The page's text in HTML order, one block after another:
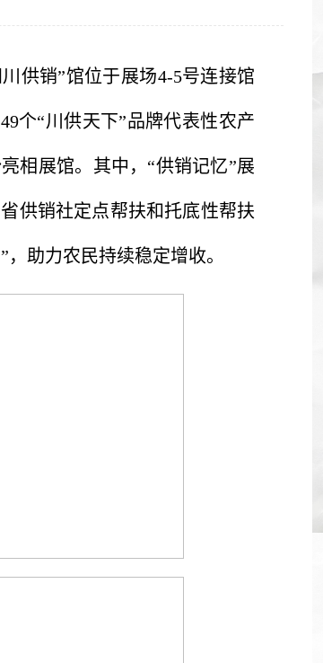
供销”馆位于展场4-5号连接馆
个“川供天下”品牌代表性农产
相展馆。其中，“供销记忆”展
供销社定点帮扶和托底性帮扶
助力农民持续稳定增收。